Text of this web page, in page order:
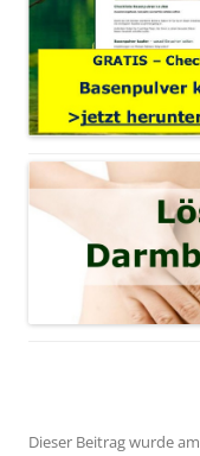
Dieser Beitrag wurde am